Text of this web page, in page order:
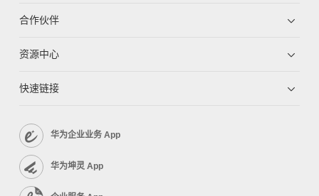
合作伙伴
资源中心
快速链接
华为企业业务 App
华为坤灵 App